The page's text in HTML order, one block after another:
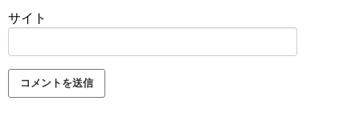
サイト